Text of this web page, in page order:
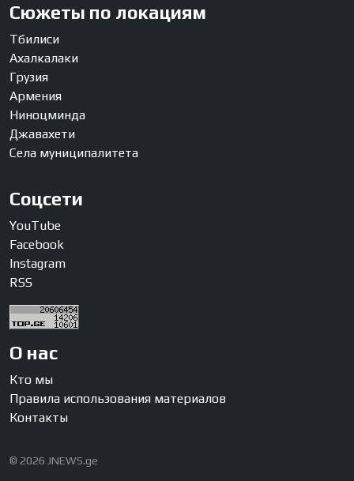
Сюжеты по локациям
Тбилиси
Ахалкалаки
Грузия
Армения
Ниноцминда
Джавахети
Села муниципалитета
Соцсети
YouTube
Facebook
Instagram
RSS
О нас
Кто мы
Правила использования материалов
Контакты
© 2026 JNEWS.ge